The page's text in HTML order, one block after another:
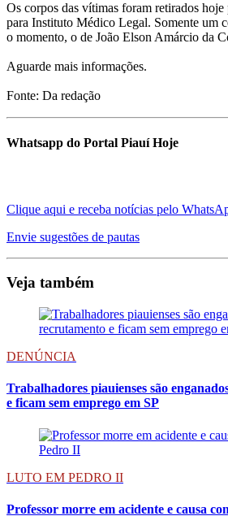
Os corpos das vítimas foram retirados hoje
para Instituto Médico Legal. Somente um
o momento, o de João Elson Amárcio da
Aguarde mais informações.
Fonte: Da redação
Whatsapp do Portal Piauí Hoje
Clique aqui e receba notícias pelo
Envie sugestões de pautas
Veja também
DENÚNCIA
Trabalhadores piauienses são
e ficam sem emprego em SP
LUTO EM PEDRO II
Professor morre em acidente e causa